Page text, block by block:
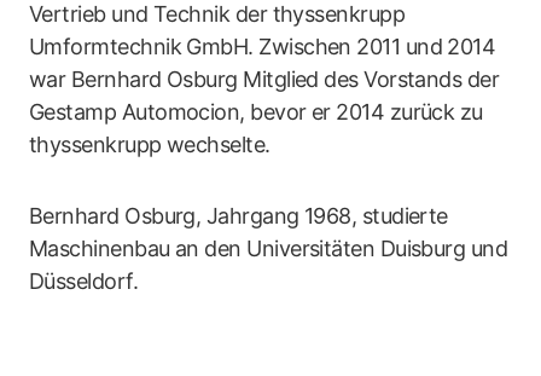
Vertrieb und Technik der thyssenkrupp
Umformtechnik GmbH. Zwischen 2011 und 2014
war Bernhard Osburg Mitglied des Vorstands der
Gestamp Automocion, bevor er 2014 zurück zu
thyssenkrupp wechselte.
Bernhard Osburg, Jahrgang 1968, studierte
Maschinenbau an den Universitäten Duisburg und
Düsseldorf.